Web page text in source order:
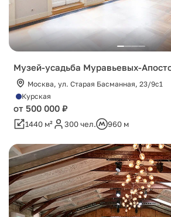
Музей-усадьба Муравьевых-
Москва, ул. Старая Басманная, 23/9с1
Курская
от 500 000 ₽
1440 м² 300 чел. 960 м